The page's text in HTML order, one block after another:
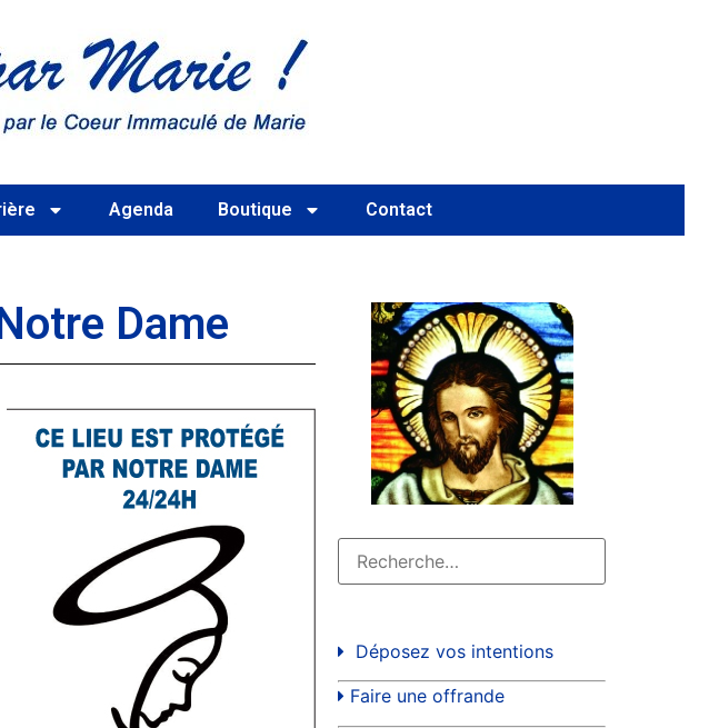
Agenda Boutique Contact
Dame
Déposez vos intentions
Faire une offrande